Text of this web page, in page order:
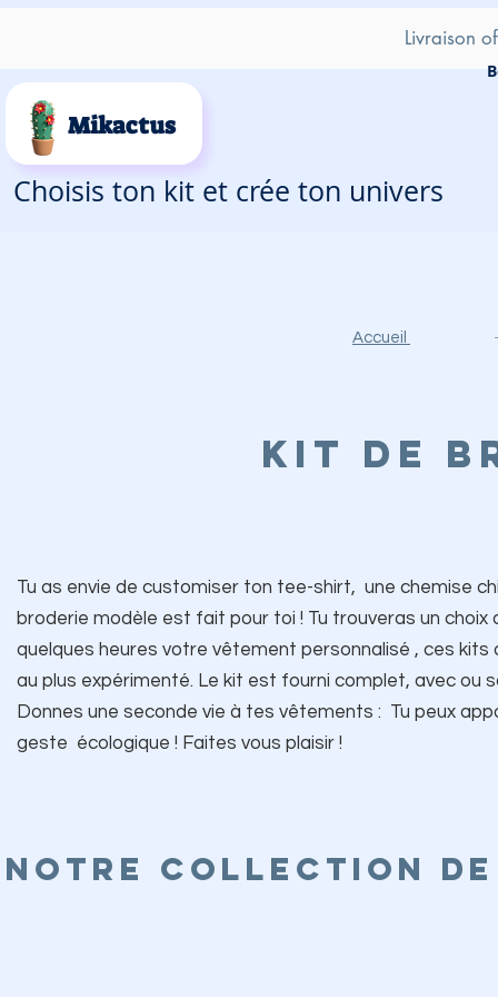
Livraison
Mikactus
Choisis ton kit et crée ton univers
Accueil
Kit de
Tu as envie de customiser ton tee-shirt, une chemise
broderie modèle est fait pour toi ! Tu trouveras un
quelques heures votre vêtement personnalisé , ces
au plus expérimenté. Le kit est fourni complet, avec ou
Donnes une seconde vie à tes vêtements : Tu peux
geste écologique ! Faites vous plaisir !
Notre collection